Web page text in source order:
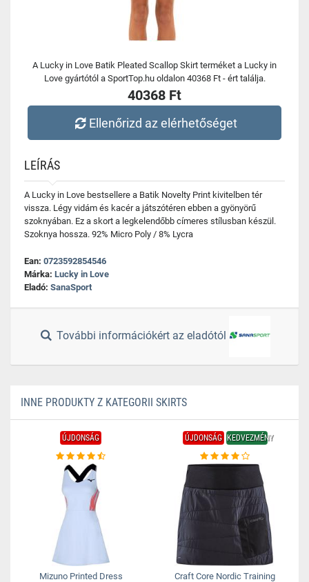
A Lucky in Love Batik Pleated Scallop Skirt terméket a Lucky in
Love gyártótól a SportTop.hu oldalon 40368 Ft - ért találja.
40368 Ft
Ellenőrizd az elérhetőséget
LEÍRÁS
A Lucky in Love bestsellere a Batik Novelty Print kivitelben tér
vissza. Légy vidám és kacér a játszótéren ebben a gyönyörű
szoknyában. Ez a skort a legkelendőbb címeres stílusban készül.
Szoknya hossza. 92% Micro Poly / 8% Lycra
Ean: 0723592854546
Márka: Lucky in Love
Eladó: SanaSport
További információkért az eladótól
INNE PRODUKTY Z KATEGORII SKIRTS
ÚJDONSÁG
Mizuno Printed Dress
ÚJDONSÁG KEDVEZMÉNY
Craft Core Nordic Training